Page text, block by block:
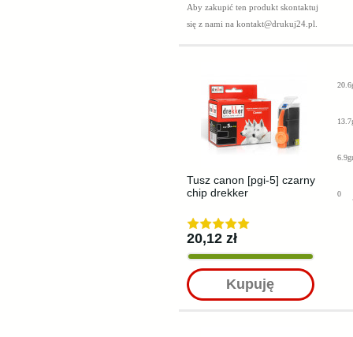
Aby zakupić ten produkt skontaktuj
się z nami na kontakt@drukuj24.pl
Tusz canon [pgi-5] czarny
chip drekker
20,12 zł
Kupuję
6.9gr
0